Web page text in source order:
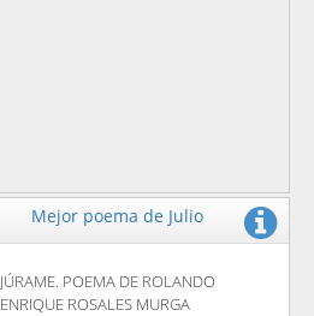
Mejor poema de Julio
JÚRAME. POEMA DE ROLANDO
ENRIQUE ROSALES MURGA